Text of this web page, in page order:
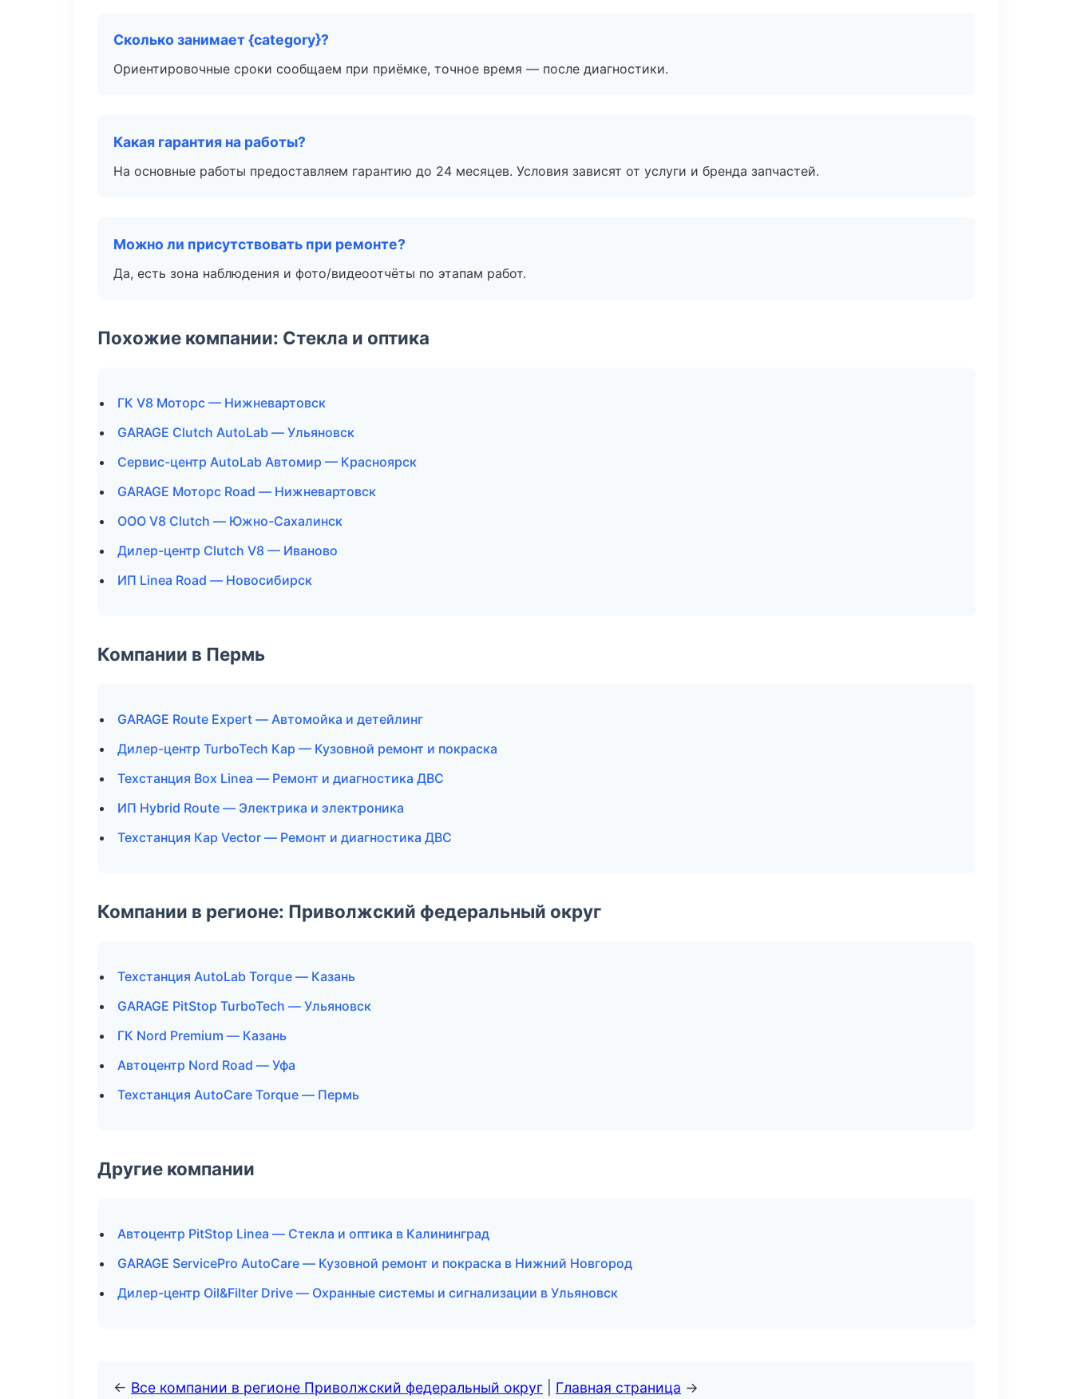
Сколько занимает {category}?
Ориентировочные сроки сообщаем при приёмке, точное время — после диагностики.
Какая гарантия на работы?
На основные работы предоставляем гарантию до 24 месяцев. Условия зависят от услуги и бренда запчастей.
Можно ли присутствовать при ремонте?
Да, есть зона наблюдения и фото/видеоотчёты по этапам работ.
Похожие компании: Стекла и оптика
ГК V8 Моторс — Нижневартовск
GARAGE Clutch AutoLab — Ульяновск
Сервис-центр AutoLab Автомир — Красноярск
GARAGE Моторс Road — Нижневартовск
ООО V8 Clutch — Южно-Сахалинск
Дилер-центр Clutch V8 — Иваново
ИП Linea Road — Новосибирск
Компании в Пермь
GARAGE Route Expert — Автомойка и детейлинг
Дилер-центр TurboTech Кар — Кузовной ремонт и покраска
Техстанция Box Linea — Ремонт и диагностика ДВС
ИП Hybrid Route — Электрика и электроника
Техстанция Кар Vector — Ремонт и диагностика ДВС
Компании в регионе: Приволжский федеральный округ
Техстанция AutoLab Torque — Казань
GARAGE PitStop TurboTech — Ульяновск
ГК Nord Premium — Казань
Автоцентр Nord Road — Уфа
Техстанция AutoCare Torque — Пермь
Другие компании
Автоцентр PitStop Linea — Стекла и оптика в Калининград
GARAGE ServicePro AutoCare — Кузовной ремонт и покраска в Нижний Новгород
Дилер-центр Oil&Filter Drive — Охранные системы и сигнализации в Ульяновск
← Все компании в регионе Приволжский федеральный округ Главная страница →